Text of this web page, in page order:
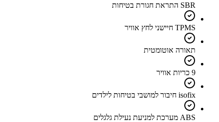
SBR התראת חגורת בטיחות
TPMS חיישני לחץ אוויר
תאורה אוטומטית
9 כריות אוויר
isofix חיבור למושבי בטיחות לילדים
ABS מערכת למניעת נעילת גלגלים